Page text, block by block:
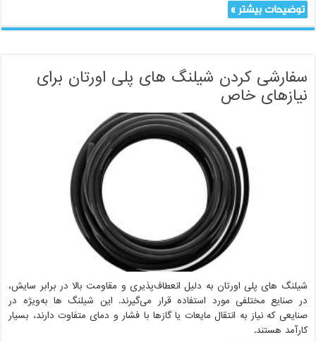
توضیحات بیشتر »
سفارشی کردن شیلنگ های پلی اورتان برای
نیازهای خاص
شیلنگ های پلی اورتان به دلیل انعطاف‌پذیری و مقاومت بالا در برابر سایش،
در صنایع مختلفی مورد استفاده قرار می‌گیرند. این شیلنگ ها به‌ویژه در
صنایعی که نیاز به انتقال مایعات یا گازها با فشار و دمای متفاوت دارند، بسیار
کارآمد هستند.